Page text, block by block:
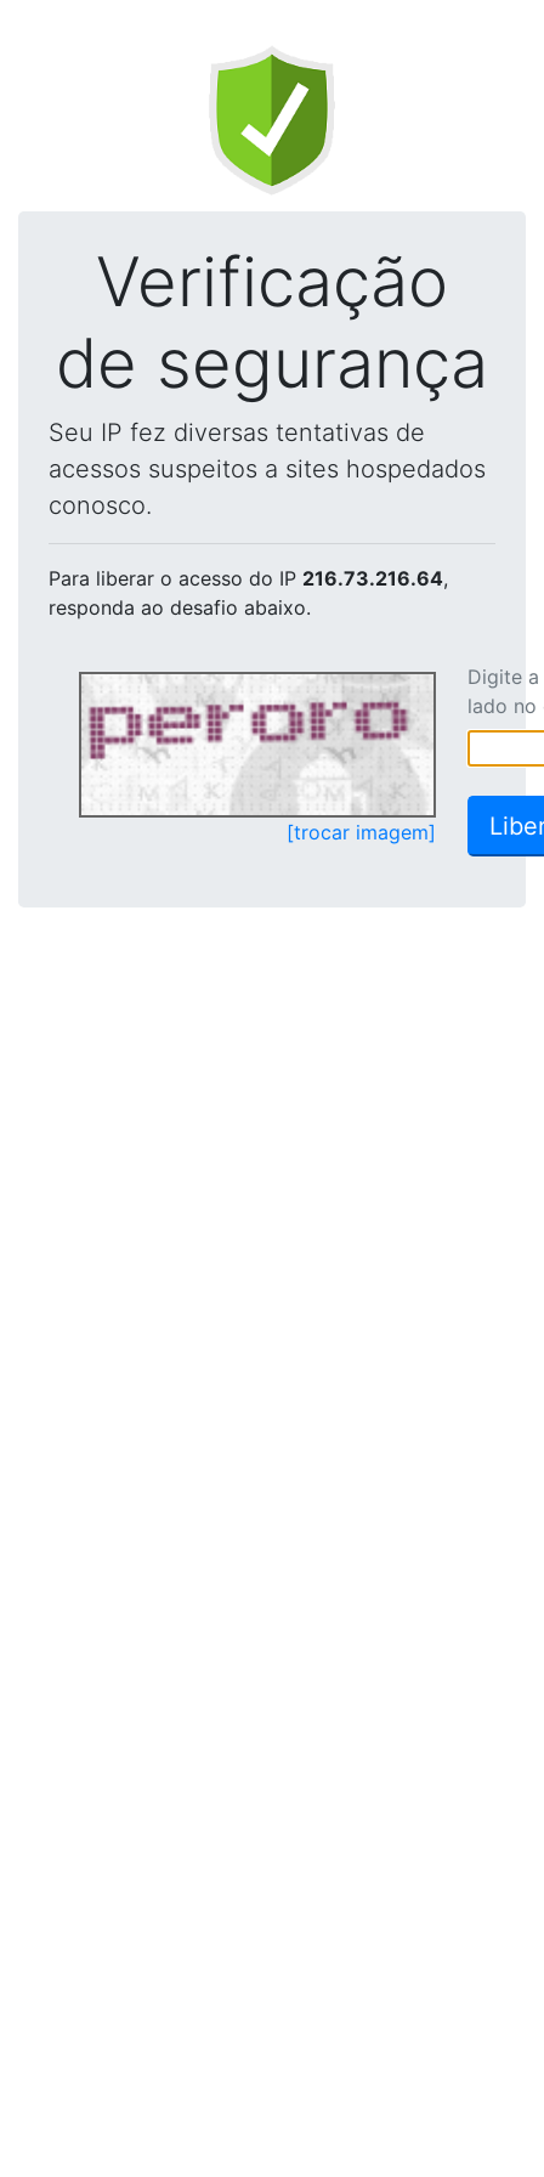
Verificação
de segurança
Seu IP fez diversas tentativas de
acessos suspeitos a sites hospedados
conosco.
Para liberar o acesso do IP 216.73.216.64,
responda ao desafio abaixo.
[trocar imagem]
Digite
lado no